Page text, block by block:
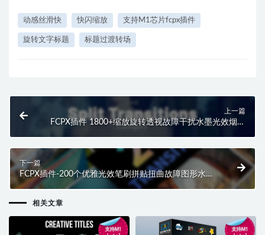
动感丝滑快 快闪缩放 支持M1芯片fcpx插件
旋转文字标题 标题过渡转场
上一篇
FCPX插件 1800+缩放旋转透视故障干扰水墨光效烟雾
下一篇
FCPX插件-200个优雅光效笔刷拼贴扭曲故障图形水墨
缩放转场预设
相关文章